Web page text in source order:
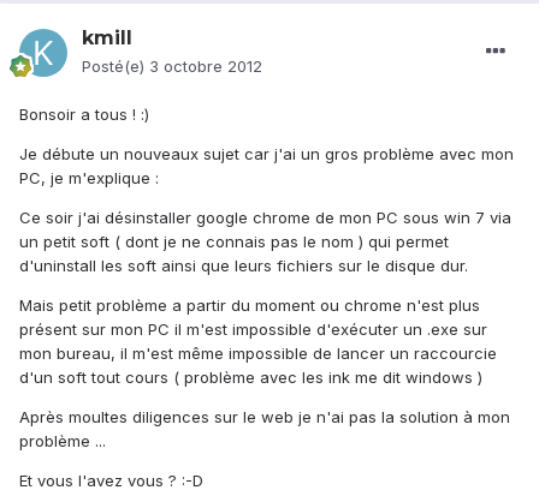
kmill
Posté(e) 3 octobre 2012
Bonsoir a tous ! :)
Je débute un nouveaux sujet car j'ai un gros problème avec mon
PC, je m'explique :
Ce soir j'ai désinstaller google chrome de mon PC sous win 7 via
un petit soft ( dont je ne connais pas le nom ) qui permet
d'uninstall les soft ainsi que leurs fichiers sur le disque dur.
Mais petit problème a partir du moment ou chrome n'est plus
présent sur mon PC il m'est impossible d'exécuter un .exe sur
mon bureau, il m'est même impossible de lancer un raccourcie
d'un soft tout cours ( problème avec les ink me dit windows )
Après moultes diligences sur le web je n'ai pas la solution à mon
problème ...
Et vous l'avez vous ? :-D